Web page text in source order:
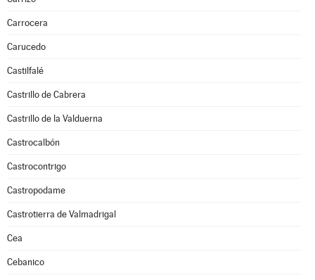
Carrocera
Carucedo
Castilfalé
Castrillo de Cabrera
Castrillo de la Valduerna
Castrocalbón
Castrocontrigo
Castropodame
Castrotierra de Valmadrigal
Cea
Cebanico